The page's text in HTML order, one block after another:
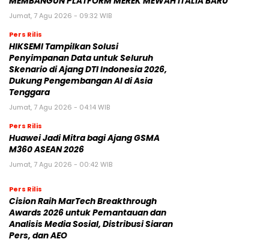
Jumat, 7 Agu 2026 - 09:32 WIB
Pers Rilis
HIKSEMI Tampilkan Solusi
Penyimpanan Data untuk Seluruh
Skenario di Ajang DTI Indonesia 2026,
Dukung Pengembangan AI di Asia
Tenggara
Jumat, 7 Agu 2026 - 04:14 WIB
Pers Rilis
Huawei Jadi Mitra bagi Ajang GSMA
M360 ASEAN 2026
Jumat, 7 Agu 2026 - 00:42 WIB
Pers Rilis
Cision Raih MarTech Breakthrough
Awards 2026 untuk Pemantauan dan
Analisis Media Sosial, Distribusi Siaran
Pers, dan AEO